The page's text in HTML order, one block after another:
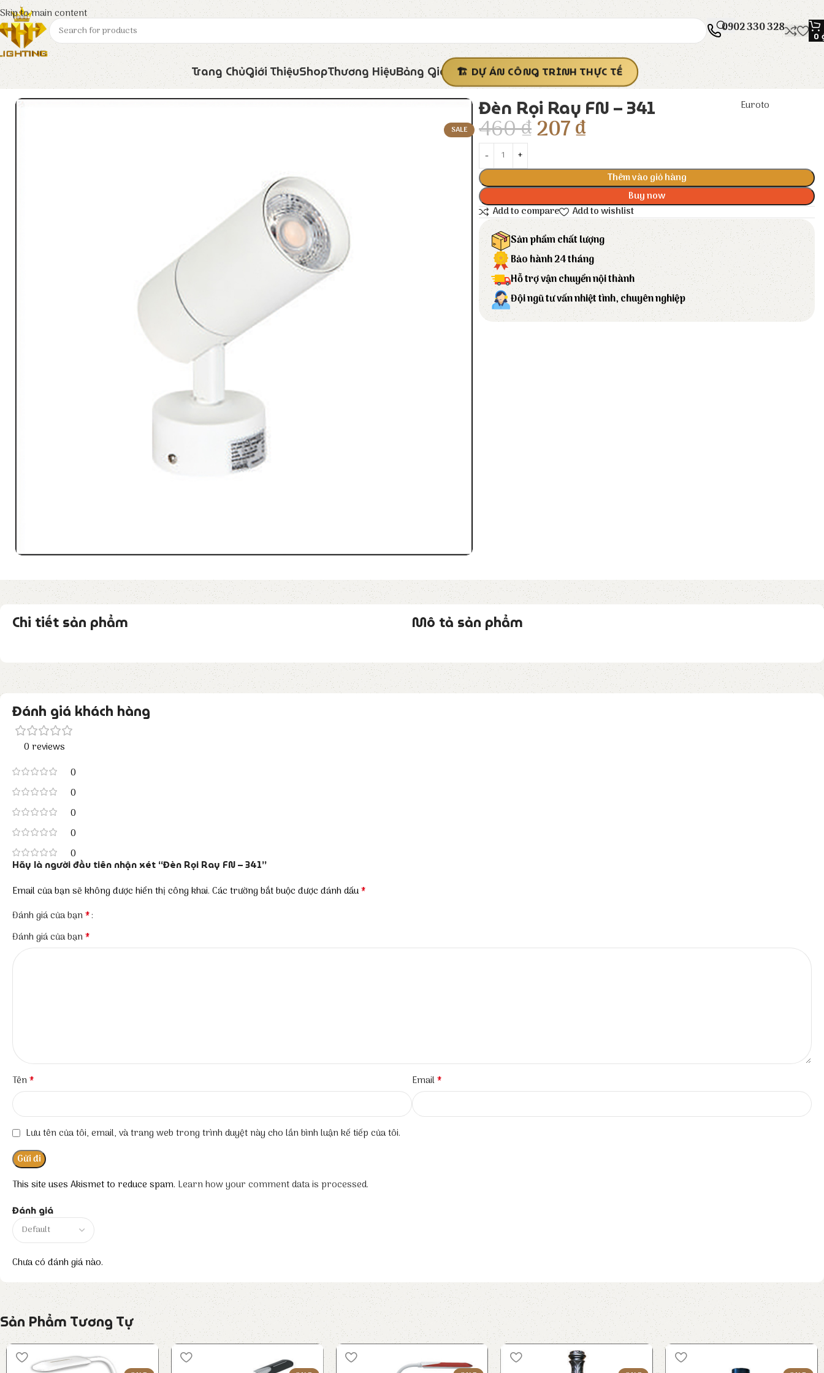
Skip to main content
0902 330 328
0
Trang ChủGiới ThiệuShopThương HiệuBảng Giá DỰ ÁN CÔNG TRÌNH THỰC TẾ
Trang chủ Euroto Đèn LED Đèn Rọi Ray FN – 341
SALE
Đèn Rọi Ray FN – 341 Euroto
460₫207₫
Thêm vào giỏ hàng
Buy now
Add to compare
Add to wishlist
Sản phẩm chất lượng
Bảo hành 24 tháng
Hỗ trợ vận chuyển nội thành
Đội ngũ tư vấn nhiệt tình, chuyên nghiệp
Chi tiết sản phẩm Mô tả sản phẩm
Đánh giá khách hàng
0 reviews
0
0
0
0
0
Đánh giá
Chưa có đánh giá nào.
Hãy là người đầu tiên nhận xét “Đèn Rọi Ray FN – 341”
Email của bạn sẽ không được hiển thị công khai. Các trường bắt buộc được đánh dấu*
Đánh giá của bạn*
Đánh giá của bạn*
Tên* Email*
Lưu tên của tôi, email, và trang web trong trình duyệt này cho lần bình luận kế tiếp của tôi.
This site uses Akismet to reduce spam. Learn how your comment data is processed.
Sản Phẩm Tương Tự